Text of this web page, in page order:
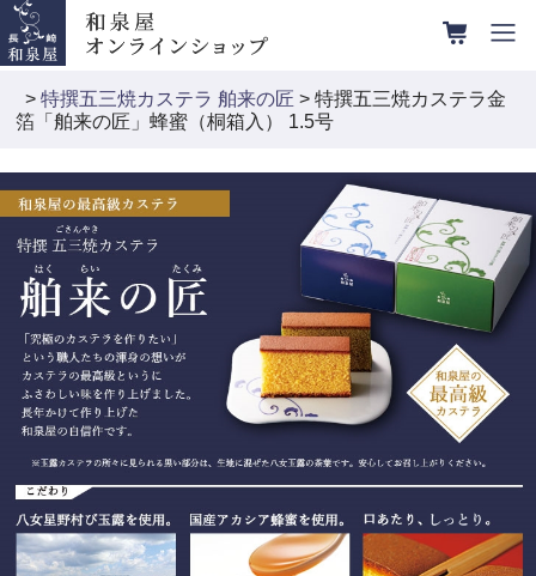
>特撰五三焼カステラ 舶来の匠 > 特撰五三焼カステラ金
箔「舶来の匠」蜂蜜（桐箱入） 1.5号